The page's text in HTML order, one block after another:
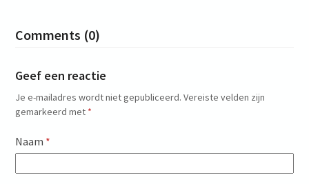
Comments (0)
Geef een reactie
Je e-mailadres wordt niet gepubliceerd. Vereiste velden zijn
gemarkeerd met *
Naam *